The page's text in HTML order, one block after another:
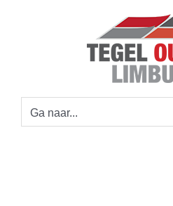
Ga naar...